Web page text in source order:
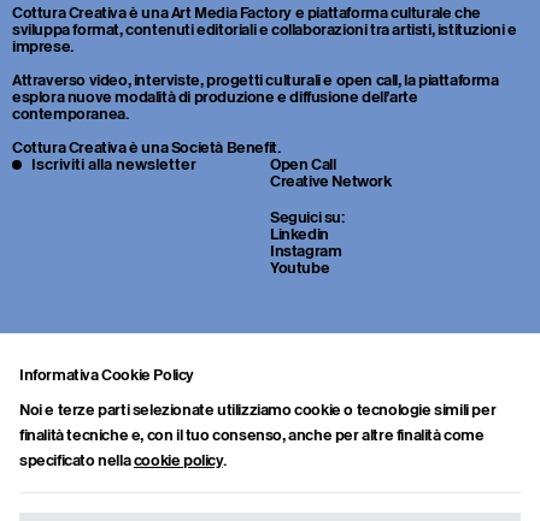
Informativa Cookie Policy
Noi e terze parti selezionate utilizziamo cookie o tecnologie simili per
finalità tecniche e, con il tuo consenso, anche per altre finalità come
specificato nellacookie policy.
Cottura Creativa è una Art Media Factory e piattaforma culturale che
sviluppa format, contenuti editoriali e collaborazioni tra artisti, istituzioni e
imprese.
Attraverso video, interviste, progetti culturali e open call, la piattaforma
esplora nuove modalità di produzione e diffusione dell’arte
contemporanea.
Cottura Creativa è una Società Benefit.
portfolio, CV e una breve lettera di presentazione a:
info.collab@cotturacreativa.com
Open Call
Creative Network
Seguici su:
Linkedin
Instagram
Youtube
Iscriviti alla newsletter